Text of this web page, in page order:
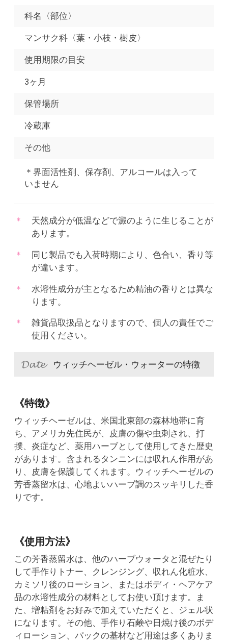
科名〈部位〉
マンサク科〈葉・小枝・樹皮〉
使用期限の目安
3ヶ月
保管場所
冷蔵庫
その他
＊界面活性剤、保存剤、アルコールは入って
いません
天然成分が低温などで澱のように生じることが
あります。
同じ製品でも入荷時期により、色合い、香り等
が違います。
水溶性成分が主となるため精油の香りとは異な
ります。
雑貨品取扱品となりますので、個人の責任でご
使用ください。
ウィッチヘーゼル・ウォーターの特徴
《特徴》
ウィッチヘーゼルは、米国北東部の森林地帯に育
ち、アメリカ先住民が、皮膚の傷や虫刺され、打
撲、炎症など、薬用ハーブとして使用してきた歴史
があります。含まれるタンニンには収れん作用があ
り、皮膚を保護してくれます。ウィッチヘーゼルの
芳香蒸留水は、心地よいハーブ調のスッキリした香
りです。
《使用方法》
この芳香蒸留水は、他のハーブウォータと混ぜたり
して手作りトナー、クレンジング、収れん化粧水、
カミソリ後のローション、またはボディ・ヘアケア
品の水溶性成分の材料としてお使い頂けます。ま
た、増粘剤をお好みで加えていただくと、ジェル状
になります。その他、手作り石鹸や日焼け後のボデ
ィローション、パックの基材など用途は多くありま